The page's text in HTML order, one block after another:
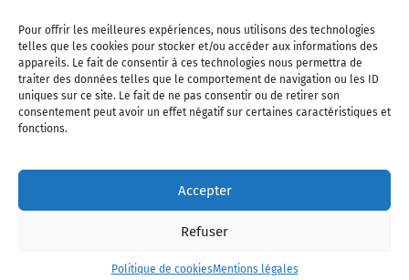
Pour offrir les meilleures expériences, nous utilisons des technologies
telles que les cookies pour stocker et/ou accéder aux informations des
appareils. Le fait de consentir à ces technologies nous permettra de
traiter des données telles que le comportement de navigation ou les ID
uniques sur ce site. Le fait de ne pas consentir ou de retirer son
consentement peut avoir un effet négatif sur certaines caractéristiques et
fonctions.
Accepter
Refuser
Politique de cookiesMentions légales
Qui sommes-nous Publiez votre annonce
Adhérer à l’association Nous contacter
Politique de cookies (UE)